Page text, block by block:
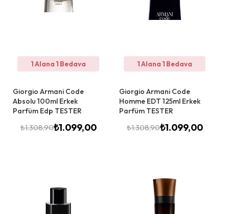
1 Alana 1 Bedava
Giorgio Armani Code
Absolu 100ml Erkek
Parfüm Edp TESTER
₺1.308,90₺1.099,00
1 Alana 1 Bedava
Giorgio Armani Code
Homme EDT 125ml Erkek
Parfüm TESTER
₺1.308,90₺1.099,00